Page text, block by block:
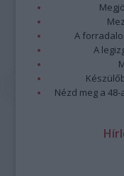
A
A
Nézd meg a